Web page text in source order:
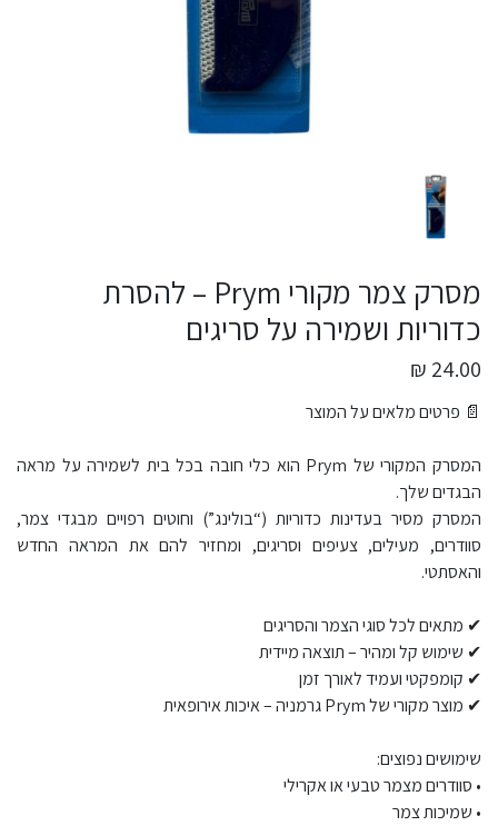
מסרק צמר מקורי Prym – להסרת
כדוריות ושמירה על סריגים
24.00 ₪
📄 פרטים מלאים על המוצר
המסרק המקורי של Prym הוא כלי חובה בכל בית לשמירה על מראה
הבגדים שלך.
המסרק מסיר בעדינות כדוריות (“בולינג”) וחוטים רפויים מבגדי צמר,
סוודרים, מעילים, צעיפים וסריגים, ומחזיר להם את המראה החדש
והאסתטי.
✔ מתאים לכל סוגי הצמר והסריגים
✔ שימוש קל ומהיר – תוצאה מיידית
✔ קומפקטי ועמיד לאורך זמן
✔ מוצר מקורי של Prym גרמניה – איכות אירופאית
שימושים נפוצים:
• סוודרים מצמר טבעי או אקרילי
• שמיכות צמר